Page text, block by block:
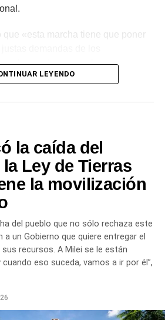
que «esta marcha tiene que poner
y los sectores populares no
y que el gobierno es el exclusivo
a Milei se le están
Tiene que saber que empezamos a
se replicarán en todas las
de la Jornada Nacional de
sindicato estatal en reclamo por
y urgente recomposición salarial
al vaciamiento de los
a planta permanente de todas
precarizados; rechazo a las
despedidos; restitución de los
provincias y FGS de la ANSES; y
LEYENDO
la caída del
Ley de Tierras
la movilización
del pueblo que no sólo rechaza este
un Gobierno que quiere entregar el
recursos. A Milei se le están
eso suceda, vamos a ir por él”,